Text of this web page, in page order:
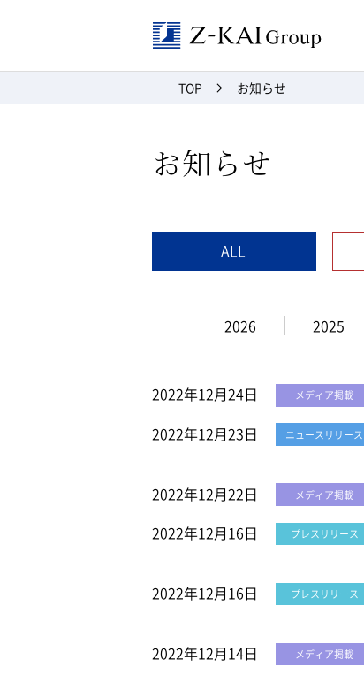
TOP お知らせ
お知らせ
ALL
2026 2025
2022年12月24日 メディア掲載
2022年12月23日
ニュースリリース
2022年12月22日
メディア掲載
2022年12月16日
プレスリリース
2022年12月16日
プレスリリース
2022年12月14日
メディア掲載